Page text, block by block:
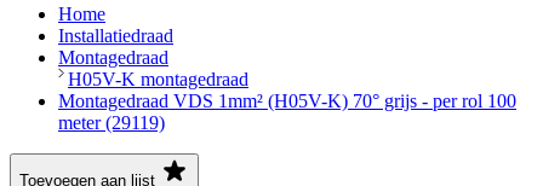
Home
Installatiedraad
Montagedraad
H05V-K montagedraad
Montagedraad VDS 1mm² (H05V-K) 70° grijs - per rol 100
meter (29119)
Toevoegen aan lijst